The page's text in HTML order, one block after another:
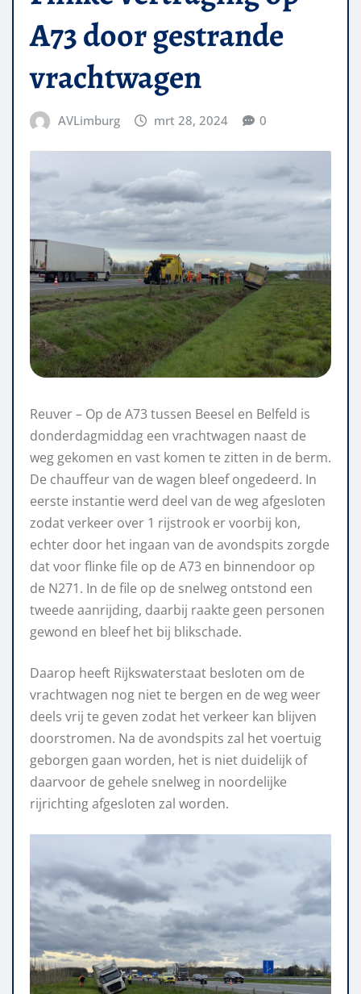
A73 door gestrande
vrachtwagen
AVLimburg mrt 28, 2024 0
Reuver – Op de A73 tussen Beesel en Belfeld is
donderdagmiddag een vrachtwagen naast de
weg gekomen en vast komen te zitten in de berm.
De chauffeur van de wagen bleef ongedeerd. In
eerste instantie werd deel van de weg afgesloten
zodat verkeer over 1 rijstrook er voorbij kon,
echter door het ingaan van de avondspits zorgde
dat voor flinke file op de A73 en binnendoor op
de N271. In de file op de snelweg ontstond een
tweede aanrijding, daarbij raakte geen personen
gewond en bleef het bij blikschade.
Daarop heeft Rijkswaterstaat besloten om de
vrachtwagen nog niet te bergen en de weg weer
deels vrij te geven zodat het verkeer kan blijven
doorstromen. Na de avondspits zal het voertuig
geborgen gaan worden, het is niet duidelijk of
daarvoor de gehele snelweg in noordelijke
rijrichting afgesloten zal worden.